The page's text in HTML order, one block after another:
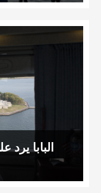
البابا